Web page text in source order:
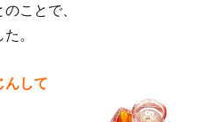
ことで、
。
んして